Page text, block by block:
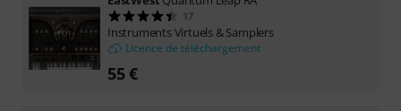
17
Instruments Virtuels & Samplers
Licence de téléchargement
55 €